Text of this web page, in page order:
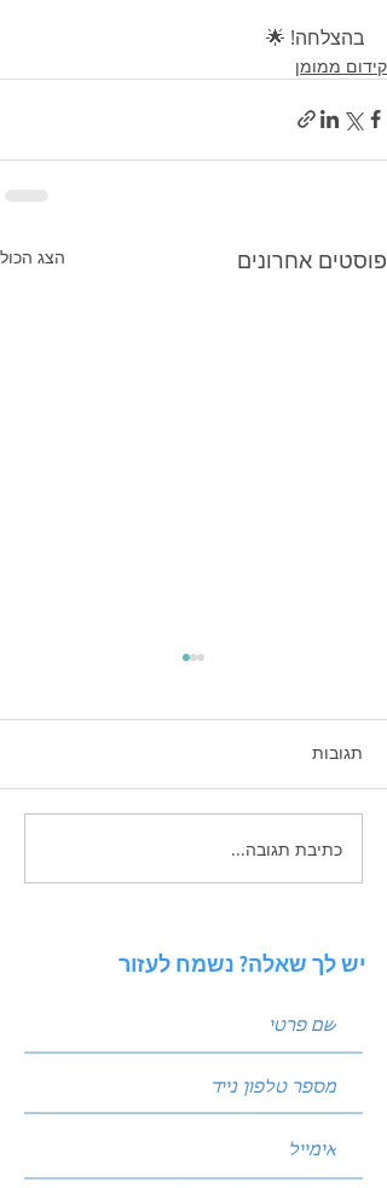
בהצלחה! 🌟
קידום ממומן
פוסטים אחרונים הצג הכול
זכויות יוצרים בשיווק
הדיגיטלי - בעידן הAI
תגובות
כתיבת תגובה...
יש לך שאלה? נשמח לעזור